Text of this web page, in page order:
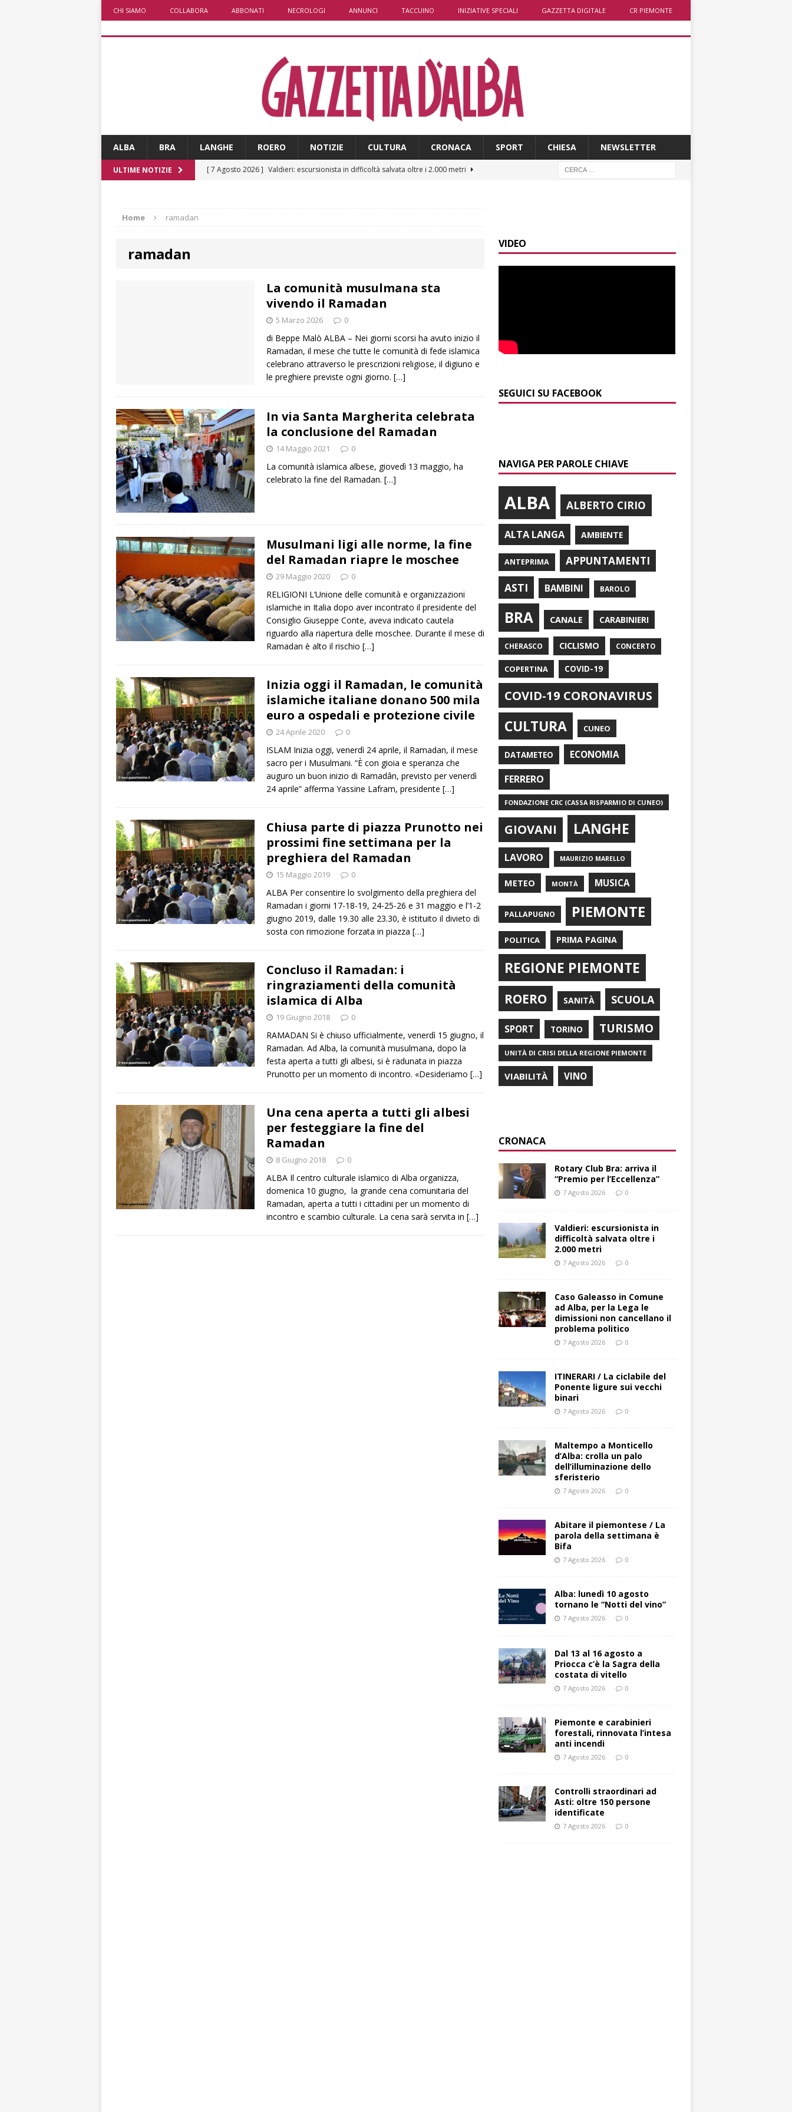
CHI SIAMO COLLABORA ABBONATI NECROLOGI ANNUNCI TACCUINO INIZIATIVE SPECIALI GAZZETTA DIGITALE CR PIEMONTE
ALBA BRA LANGHE ROERO NOTIZIE CULTURA CRONACA SPORT CHIESA NEWSLETTER
ULTIME NOTIZIE [ 7 Agosto 2026 ] Valdieri: escursionista in difficoltà salvata oltre i 2.000 metri
Maltempo a Monticello d’Alba: crolla un palo dell’illuminazione
PRIMO PIANO
Alba: lunedì 10 agosto tornano le “Notti del vino”
ALBA
vitello
PRIMO PIANO
[ 7 Agosto 2026 ]
Rotary Club Bra: arriva il “Premio per l’Eccellenza”
Home ramadan
ramadan
La comunità musulmana sta
vivendo il Ramadan
5 Marzo 2026 0
di Beppe Malò ALBA – Nei giorni scorsi ha avuto inizio il
Ramadan, il mese che tutte le comunità di fede islamica
celebrano attraverso le prescrizioni religiose, il digiuno e
le preghiere previste ogni giorno. […]
In via Santa Margherita celebrata
la conclusione del Ramadan
14 Maggio 2021 0
La comunità islamica albese, giovedì 13 maggio, ha
celebrato la fine del Ramadan. […]
Musulmani ligi alle norme, la fine
del Ramadan riapre le moschee
29 Maggio 2020 0
RELIGIONI L’Unione delle comunità e organizzazioni
islamiche in Italia dopo aver incontrato il presidente del
Consiglio Giuseppe Conte, aveva indicato cautela
riguardo alla riapertura delle moschee. Durante il mese di
Ramadan è alto il rischio […]
Inizia oggi il Ramadan, le comunità
islamiche italiane donano 500 mila
euro a ospedali e protezione civile
24 Aprile 2020 0
ISLAM Inizia oggi, venerdì 24 aprile, il Ramadan, il mese
sacro per i Musulmani. “È con gioia e speranza che
auguro un buon inizio di Ramadân, previsto per venerdì
24 aprile” afferma Yassine Lafram, presidente […]
Chiusa parte di piazza Prunotto nei
prossimi fine settimana per la
preghiera del Ramadan
15 Maggio 2019 0
ALBA Per consentire lo svolgimento della preghiera del
Ramadan i giorni 17-18-19, 24-25-26 e 31 maggio e l’1-2
giugno 2019, dalle 19.30 alle 23.30, è istituito il divieto di
sosta con rimozione forzata in piazza […]
Concluso il Ramadan: i
ringraziamenti della comunità
islamica di Alba
19 Giugno 2018 0
RAMADAN Si è chiuso ufficialmente, venerdì 15 giugno, il
Ramadan. Ad Alba, la comunità musulmana, dopo la
festa aperta a tutti gli albesi, si è radunata in piazza
Prunotto per un momento di incontro. «Desideriamo […]
Una cena aperta a tutti gli albesi
per festeggiare la fine del
Ramadan
8 Giugno 2018 0
ALBA Il centro culturale islamico di Alba organizza,
domenica 10 giugno, la grande cena comunitaria del
Ramadan, aperta a tutti i cittadini per un momento di
incontro e scambio culturale. La cena sarà servita in […]
VIDEO
SEGUICI SU FACEBOOK
NAVIGA PER PAROLE CHIAVE
ALBA ALBERTO CIRIO
ALTA LANGA AMBIENTE
ANTEPRIMA
APPUNTAMENTI
ASTI
BAMBINI BAROLO
BRA CANALE CARABINIERI
CHERASCO CICLISMO CONCERTO
COPERTINA COVID-19
COVID-19 CORONAVIRUS
CULTURA CUNEO
DATAMETEO ECONOMIA
FERRERO
FONDAZIONE CRC (CASSA RISPARMIO DI CUNEO)
GIOVANI LANGHE
LAVORO MAURIZIO MARELLO
METEO MONTÀ MUSICA
PALLAPUGNO PIEMONTE
POLITICA PRIMA PAGINA
REGIONE PIEMONTE
ROERO SANITÀ SCUOLA
SPORT TORINO TURISMO
UNITÀ DI CRISI DELLA REGIONE PIEMONTE
VIABILITÀ VINO
CRONACA
Rotary Club Bra: arriva il
“Premio per l’Eccellenza”
7 Agosto 2026 0
Valdieri: escursionista in
difficoltà salvata oltre i
2.000 metri
7 Agosto 2026 0
Caso Galeasso in Comune
ad Alba, per la Lega le
dimissioni non cancellano il
problema politico
7 Agosto 2026 0
ITINERARI / La ciclabile del
Ponente ligure sui vecchi
binari
7 Agosto 2026 0
Maltempo a Monticello
d’Alba: crolla un palo
dell’illuminazione dello
sferisterio
7 Agosto 2026 0
Abitare il piemontese / La
parola della settimana è
Bifa
7 Agosto 2026 0
Alba: lunedì 10 agosto
tornano le “Notti del vino”
7 Agosto 2026 0
Dal 13 al 16 agosto a
Priocca c’è la Sagra della
costata di vitello
7 Agosto 2026 0
Piemonte e carabinieri
forestali, rinnovata l’intesa
anti incendi
7 Agosto 2026 0
Controlli straordinari ad
Asti: oltre 150 persone
identificate
7 Agosto 2026 0